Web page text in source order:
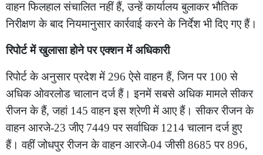
वाहन फिलहाल संचालित नहीं हैं, उन्हें कार्यालय बुलाकर भौतिक
निरीक्षण के बाद नियमानुसार कार्रवाई करने के निर्देश भी दिए गए हैं।
रिपोर्ट में खुलासा होने पर एक्शन में अधिकारी
रिपोर्ट के अनुसार प्रदेश में 296 ऐसे वाहन हैं, जिन पर 100 से
अधिक ओवरलोड चालान दर्ज हैं। इनमें सबसे अधिक मामले सीकर
रीजन के हैं, जहां 145 वाहन इस श्रेणी में आए हैं। सीकर रीजन के
वाहन आरजे-23 जीए 7449 पर सर्वाधिक 1214 चालान दर्ज हुए
हैं। वहीं जोधपुर रीजन के वाहन आरजे-04 जीसी 8685 पर 896,